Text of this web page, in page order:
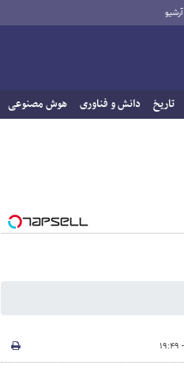
آرشیو
تاریخ دانش و فناوری هوش مصنوعی